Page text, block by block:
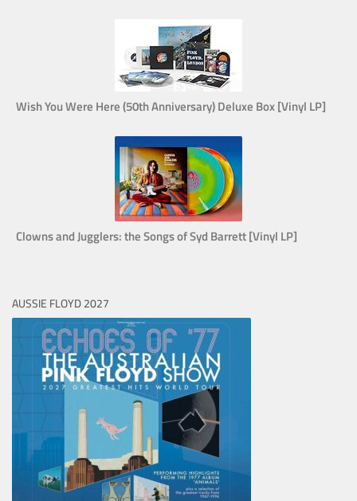
Wish You Were Here (50th Anniversary) Deluxe Box [Vinyl LP]
Clowns and Jugglers: the Songs of Syd Barrett [Vinyl LP]
AUSSIE FLOYD 2027